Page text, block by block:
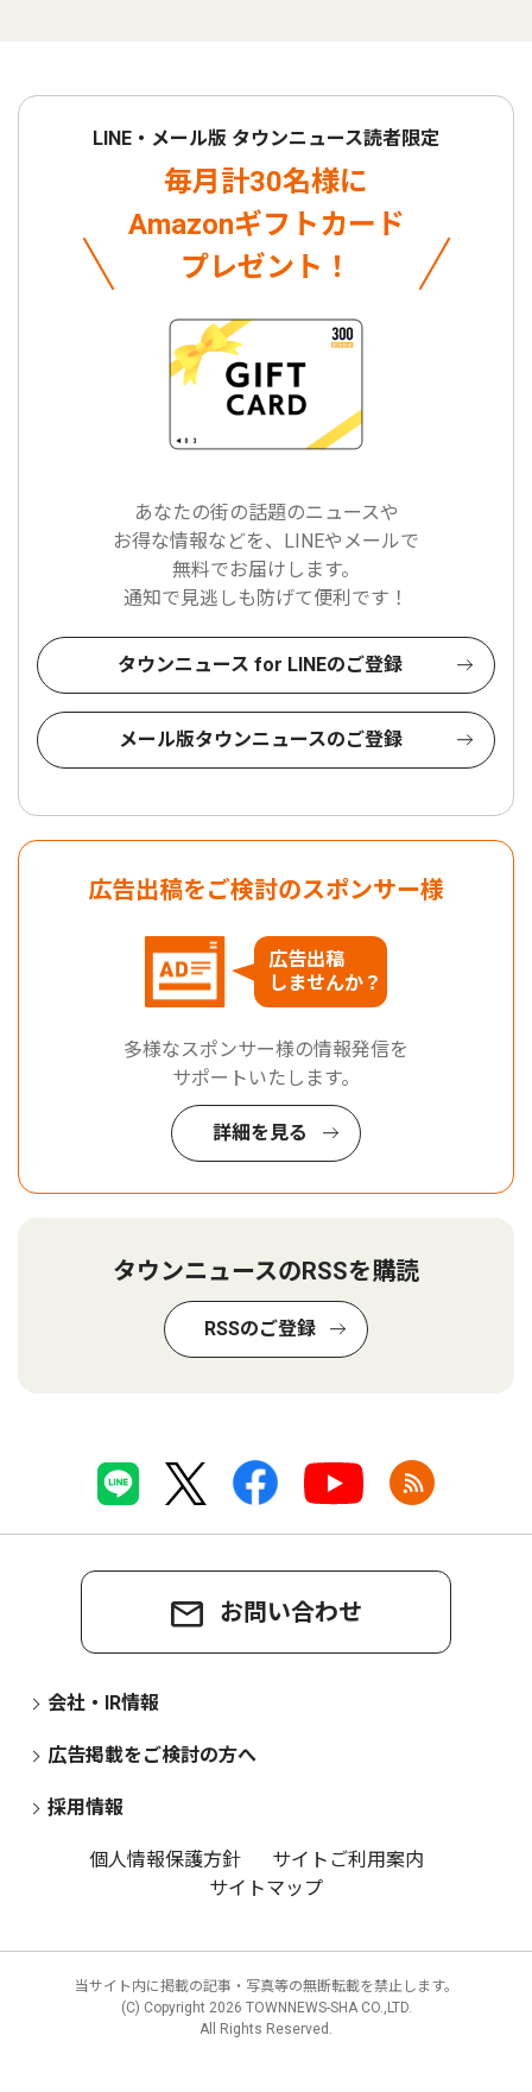
LINE・メール版 タウンニュース読者限定
毎月計30名様に
Amazonギフトカード
プレゼント！
あなたの街の話題のニュースや
お得な情報などを、LINEやメールで
無料でお届けします。
通知で見逃しも防げて便利です！
タウンニュース for LINEのご登録
メール版タウンニュースのご登録
広告出稿をご検討のスポンサー様
広告出稿
しませんか？
多様なスポンサー様の情報発信を
サポートいたします。
詳細を見る
タウンニュースのRSSを購読
RSSのご登録
お問い合わせ
会社・IR情報
広告掲載をご検討の方へ
採用情報
個人情報保護方針
サイトご利用案内
サイトマップ
当サイト内に掲載の記事・写真等の無断転載を禁止します。
(C) Copyright 2026 TOWNNEWS-SHA CO.,LTD.
All Rights Reserved.